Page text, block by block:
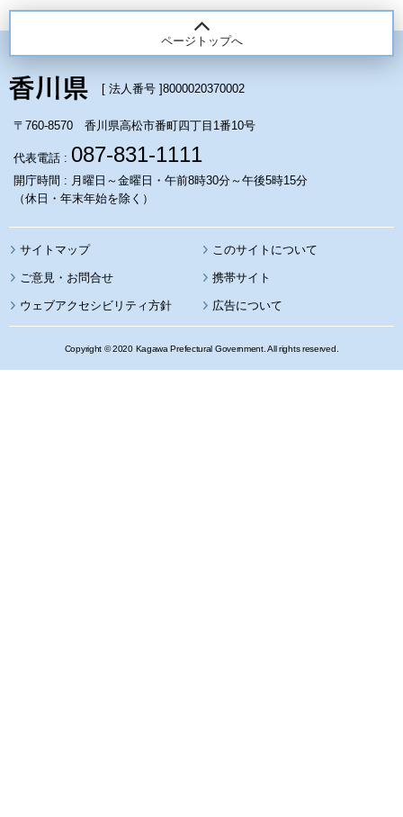
ページトップへ
[ 法人番号 ]8000020370002
〒760-8570 香川県高松市番町四丁目1番10号
代表電話 : 087-831-1111
開庁時間 : 月曜日～金曜日・午前8時30分～午後5時15分
（休日・年末年始を除く）
サイトマップ このサイトについて
携帯サイト
ウェブアクセシビリティ方針 広告について
Copyright © 2020 Kagawa Prefectural Government. All rights reserved.